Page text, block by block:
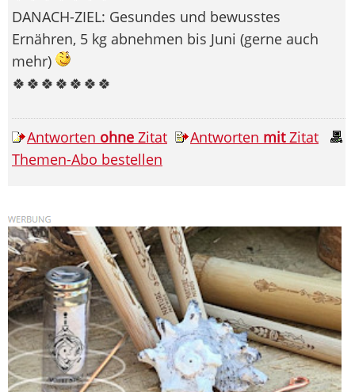
DANACH-ZIEL: Gesundes und bewusstes
Ernähren, 5 kg abnehmen bis Juni (gerne auch
mehr)
🍀🍀🍀🍀🍀🍀🍀
Antworten ohne Zitat Antworten mitZitat
Themen-Abo bestellen